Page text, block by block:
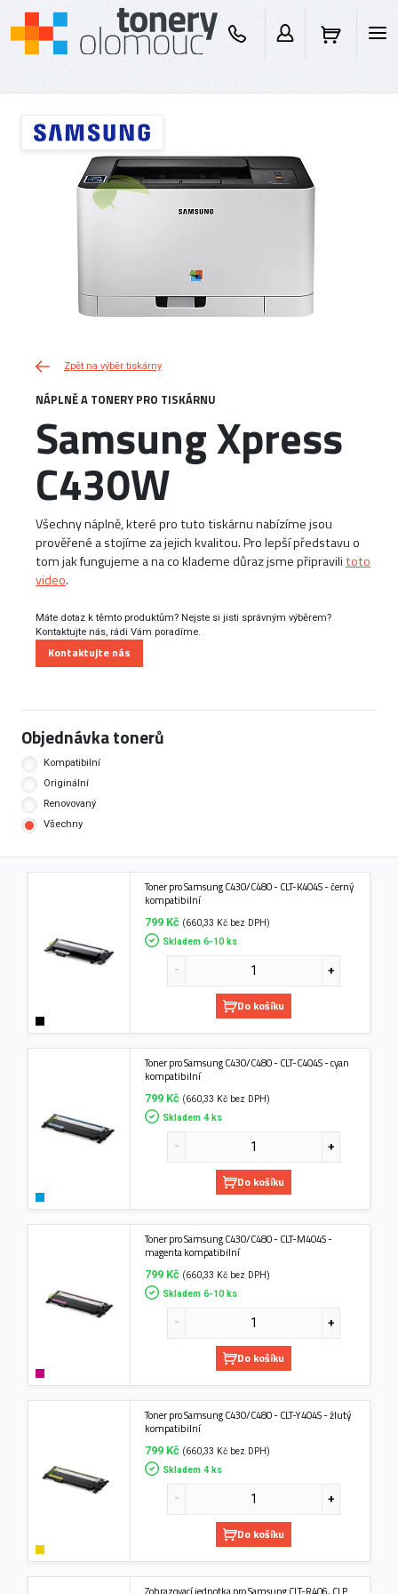
Zpět na výběr tiskárny
NÁPLNĚ A TONERY PRO TISKÁRNU
Samsung Xpress
C430W
Všechny náplně, které pro tuto tiskárnu nabízíme jsou
prověřené a stojíme za jejich kvalitou. Pro lepší představu o
tom jak fungujeme a na co klademe důraz jsme připravilitoto
video.
Máte dotaz k těmto produktům? Nejste si jisti správným výběrem?
Kontaktujte nás, rádi Vám poradíme.
Kontaktujte nás
Objednávka tonerů
Kompatibilní
Originální
Renovovaný
Všechny
Toner pro Samsung C430/C480 - CLT-K404S - černý
kompatibilní
799 Kč (660,33 Kč bez DPH)
Skladem 6-10 ks
Do košíku
Toner pro Samsung C430/C480 - CLT-C404S - cyan
kompatibilní
799 Kč (660,33 Kč bez DPH)
Skladem 4 ks
Do košíku
Toner pro Samsung C430/C480 - CLT-M404S -
magenta kompatibilní
799 Kč (660,33 Kč bez DPH)
Skladem 6-10 ks
Do košíku
Toner pro Samsung C430/C480 - CLT-Y404S - žlutý
kompatibilní
799 Kč (660,33 Kč bez DPH)
Skladem 4 ks
Do košíku
Zobrazovací jednotka pro Samsung CLT-R406, CLP